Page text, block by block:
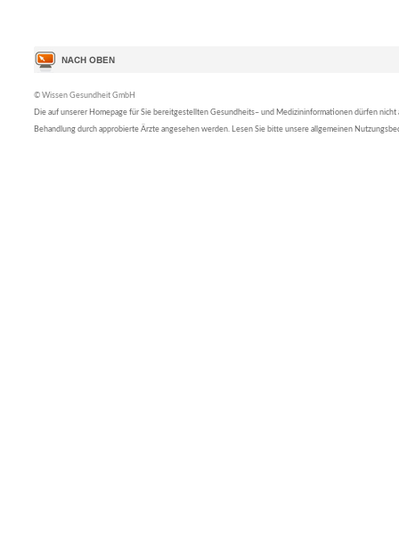
© Wissen Gesundheit GmbH
Die auf unserer Homepage für Sie bereitgestellten Gesundheits– und Medizininformationen dürfen nicht
Behandlung durch approbierte Ärzte angesehen werden. Lesen Sie bitte unsere allgemeinen